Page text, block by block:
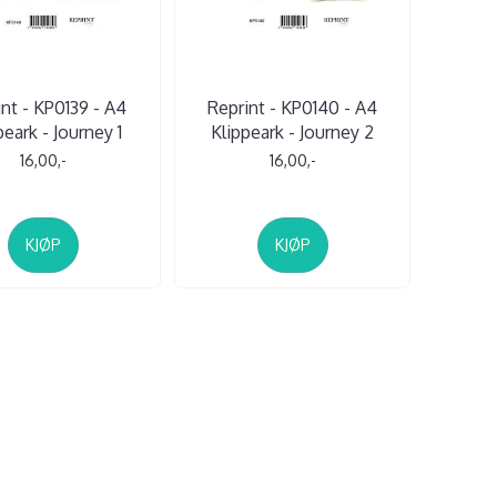
- KP0139 - A4
- Journey 1
16,00,-
KJØP
Reprint - KP0140 - A4
Klippeark - Journey 2
16,00,-
KJØP